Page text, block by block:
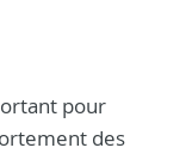
pour
des